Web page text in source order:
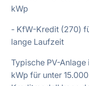
kWp
- KfW-Kredit (270)
lange Laufzeit
Typische PV-
kWp für unter